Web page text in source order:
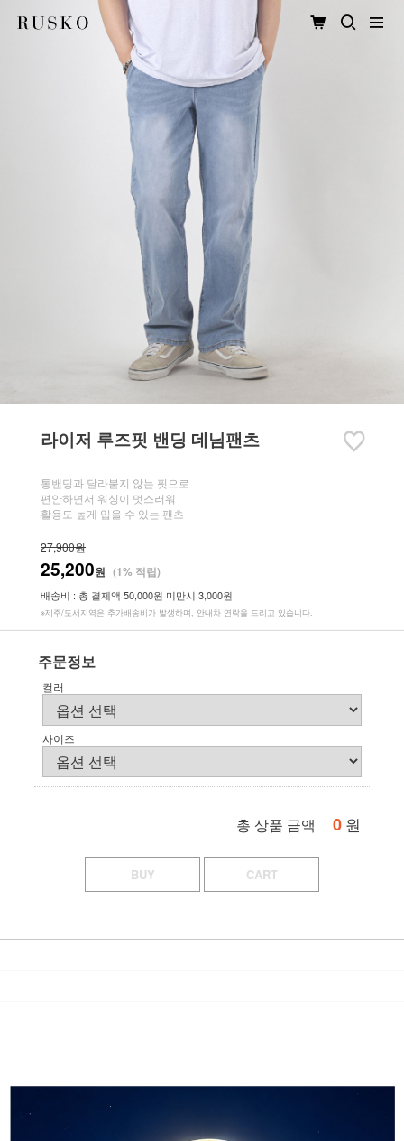
라이저 루즈핏 밴딩 데님팬츠
통밴딩과 달라붙지 않는 핏으로
편안하면서 워싱이 멋스러워
활용도 높게 입을 수 있는 팬츠
27,900원
25,200원 (1% 적립)
배송비 : 총 결제액 50,000원 미만시 3,000원
※제주/도서지역은 추가배송비가 발생하며, 안내차 연락을 드리고 있습니다.
주문정보
컬러
사이즈
총 상품 금액 0 원
BUY CART